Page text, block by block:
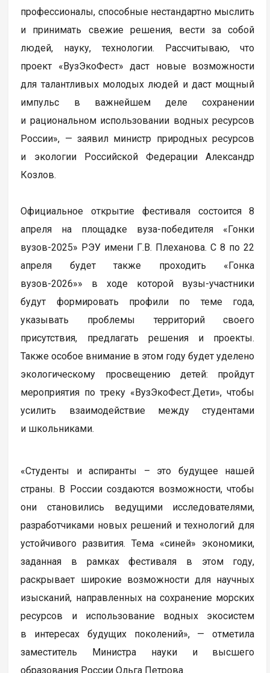
профессионалы, способные нестандартно мыслить
и принимать свежие решения, вести за собой
людей, науку, технологии. Рассчитываю, что
проект «ВузЭкоФест» даст новые возможности
для талантливых молодых людей и даст мощный
импульс в важнейшем деле сохранении
и рациональном использовании водных ресурсов
России», — заявил министр природных ресурсов
и экологии Российской Федерации Александр
Козлов.
Официальное открытие фестиваля состоится 8
апреля на площадке вуза-победителя «Гонки
вузов-2025» РЭУ имени Г.В. Плеханова. С 8 по 22
апреля будет также проходить «Гонка
вузов-2026»» в ходе которой вузы-участники
будут формировать профили по теме года,
указывать проблемы территорий своего
присутствия, предлагать решения и проекты.
Также особое внимание в этом году будет уделено
экологическому просвещению детей: пройдут
мероприятия по треку «ВузЭкоФест.Дети», чтобы
усилить взаимодействие между студентами
и школьниками.
«Студенты и аспиранты – это будущее нашей
страны. В России создаются возможности, чтобы
они становились ведущими исследователями,
разработчиками новых решений и технологий для
устойчивого развития. Тема «синей» экономики,
заданная в рамках фестиваля в этом году,
раскрывает широкие возможности для научных
изысканий, направленных на сохранение морских
ресурсов и использование водных экосистем
в интересах будущих поколений», — отметила
заместитель Министра науки и высшего
образования России Ольга Петрова.